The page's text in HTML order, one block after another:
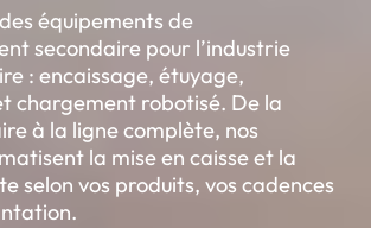
équipements de
secondaire pour l’industrie
: encaissage, étuyage,
chargement robotisé. De la
à la ligne complète, nos
la mise en caisse et la
selon vos produits, vos cadences